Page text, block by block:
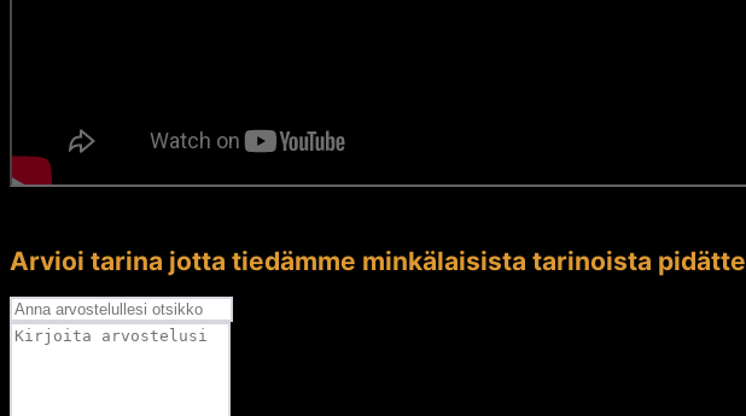
Arvioi tarina jotta tiedämme minkälaisista tarinoista pidätte